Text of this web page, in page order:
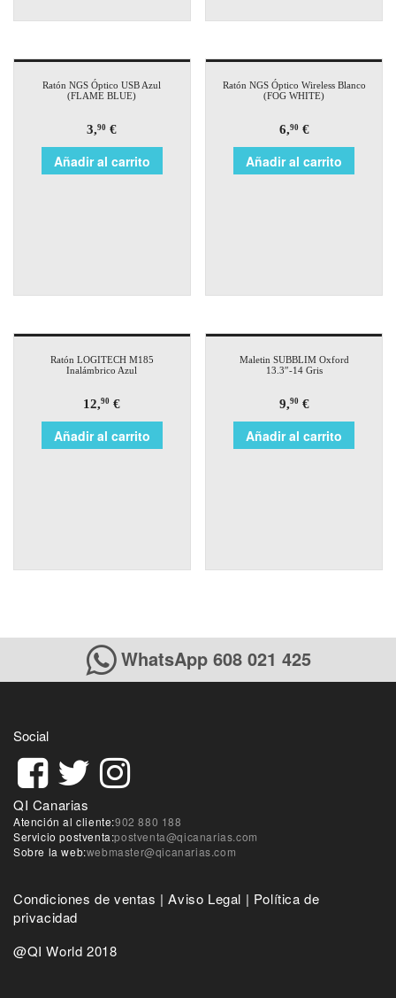
Ratón NGS Óptico USB Azul
(FLAME BLUE)
3,90 €
Añadir al carrito
Ratón NGS Óptico Wireless Blanco
(FOG WHITE)
6,90€
Añadir al carrito
Ratón LOGITECH M185
Inalámbrico Azul
12,90 €
Añadir al carrito
Maletin SUBBLIM Oxford
13.3″-14 Gris
9,90€
Añadir al carrito
WhatsApp 608 021 425
Social
QI Canarias
Atención al cliente:902 880 188
Servicio postventa:postventa@qicanarias.com
Sobre la web:webmaster@qicanarias.com
Condiciones de ventas |Aviso Legal | Política de
privacidad
@QI World 2018